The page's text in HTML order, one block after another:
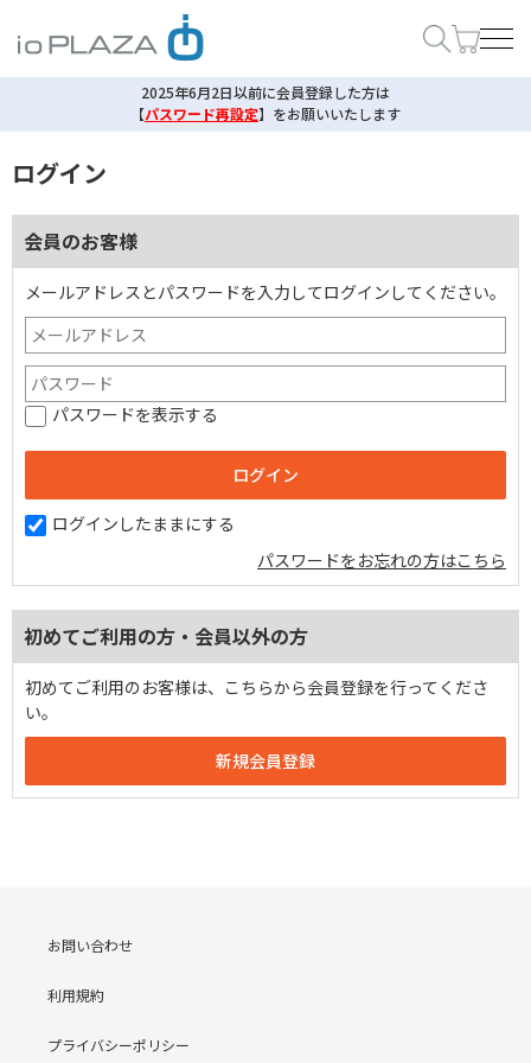
2025年6月2日以前に会員登録した方は
【パスワード再設定】 をお願いいたします
ログイン
会員のお客様
メールアドレスとパスワードを入力してログインしてください。
パスワードを表示する
ログインしたままにする
パスワードをお忘れの方はこちら
初めてご利用の方・会員以外の方
初めてご利用のお客様は、こちらから会員登録を行ってくださ
い。
お問い合わせ
利用規約
プライバシーポリシー